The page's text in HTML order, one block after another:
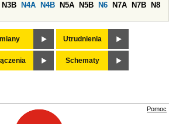
N3B N4A N4B N5A N5B N6 N7A N7B
N8
Utrudnienia
Schematy
Pomoc